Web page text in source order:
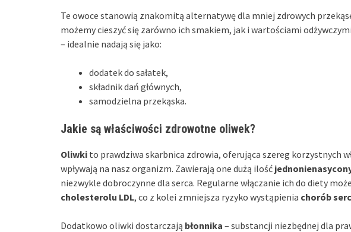
Te owoce stanowią znakomitą alternatywę dla mniej zdrowych
możemy cieszyć się zarówno ich smakiem, jak i wartościami
– idealnie nadają się jako:
dodatek do sałatek,
składnik dań głównych,
samodzielna przekąska.
Jakie są właściwości zdrowotne oliwek?
Oliwki to prawdziwa skarbnica zdrowia, oferująca szereg korzystnych
wpływają na nasz organizm. Zawierają one dużą ilość
niezwykle dobroczynne dla serca. Regularne włączanie ich do diety
cholesterolu LDL, co z kolei zmniejsza ryzyko wystąpienia chorób
Dodatkowo oliwki dostarczają błonnika – substancji niezbędnej dla